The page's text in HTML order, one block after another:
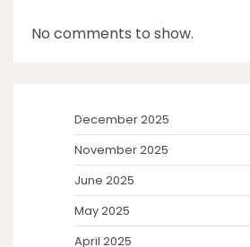
No comments to show.
December 2025
November 2025
June 2025
May 2025
April 2025